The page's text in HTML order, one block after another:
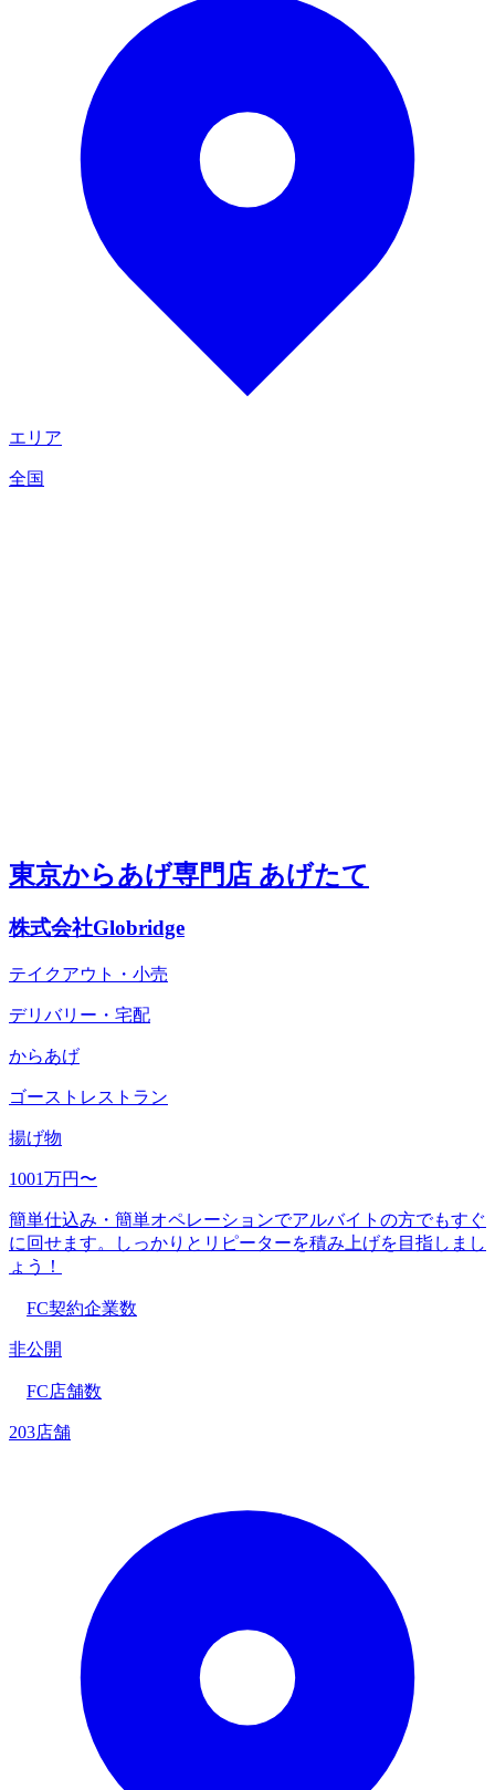
エリア
全国
東京からあげ専門店 あげたて
株式会社Globridge
テイクアウト・小売
デリバリー・宅配
からあげ
ゴーストレストラン
揚げ物
1001万円〜
簡単仕込み・簡単オペレーションでアルバイトの方でもすぐ
に回せます。しっかりとリピーターを積み上げを目指しまし
ょう！
FC契約企業数
非公開
FC店舗数
203店舗